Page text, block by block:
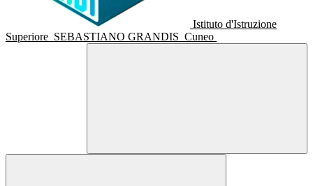
Istituto d'Istruzione
Superiore SEBASTIANO GRANDIS Cuneo